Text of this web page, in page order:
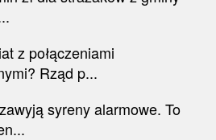
z połączeniami
Rząd p...
syreny alarmowe. To